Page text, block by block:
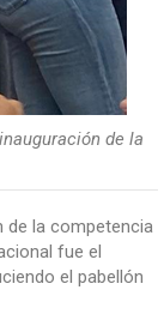
de la
de la competencia
fue el
el pabellón